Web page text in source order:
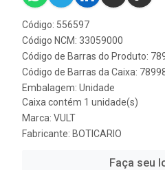
Código: 556597
Código NCM: 33059000
Código de Barras do Produto:
Código de Barras da Caixa:
Embalagem: Unidade
Caixa contém 1 unidade(s)
Marca: VULT
Fabricante: BOTICARIO
Faça seu